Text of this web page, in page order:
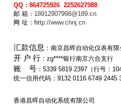
QQ： 864725926 2252627988
邮 箱： 18912907998@189.cn
网 址： http://www.chnj.cn
汇款信息 ：南京昌晖自动化仪表有限
开 户 行 ：zg****银行南京六合支行
账 号 ：5339 5819 2397（行号：
统一信用代码：9132 0116 6749 2445
香港昌晖自动化系统有限公司